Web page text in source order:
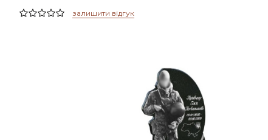
залишити відгук